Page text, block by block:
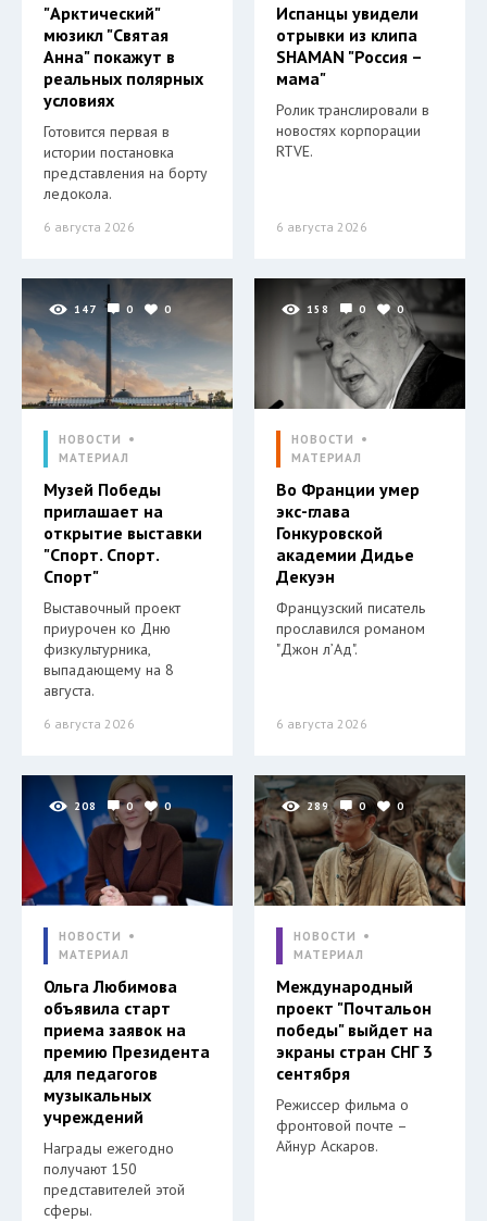
"Арктический"
мюзикл "Святая
Анна" покажут в
реальных полярных
условиях
Готовится первая в
истории постановка
представления на борту
ледокола.
6 августа 2026
Испанцы увидели
отрывки из клипа
SHAMAN "Россия –
мама"
Ролик транслировали в
новостях корпорации
RTVE.
6 августа 2026
147 0 0
НОВОСТИ
МАТЕРИАЛ
Музей Победы
приглашает на
открытие выставки
"Спорт. Спорт.
Спорт"
Выставочный проект
приурочен ко Дню
физкультурника,
выпадающему на 8
августа.
6 августа 2026
158 0 0
НОВОСТИ
МАТЕРИАЛ
Во Франции умер
экс-глава
Гонкуровской
академии Дидье
Декуэн
Французский писатель
прославился романом
"Джон л’Ад".
6 августа 2026
208 0 0
НОВОСТИ
МАТЕРИАЛ
Ольга Любимова
объявила старт
приема заявок на
премию Президента
для педагогов
музыкальных
учреждений
Награды ежегодно
получают 150
представителей этой
сферы.
289 0 0
НОВОСТИ
МАТЕРИАЛ
Международный
проект "Почтальон
победы" выйдет на
экраны стран СНГ 3
сентября
Режиссер фильма о
фронтовой почте –
Айнур Аскаров.